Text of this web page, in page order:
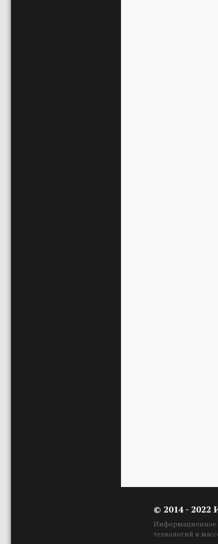
© 2014 - 2022
Информационное
технологий и